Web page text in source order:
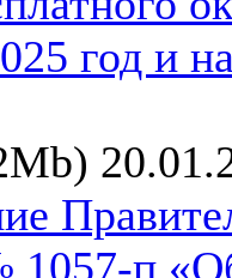
год и
1057-п